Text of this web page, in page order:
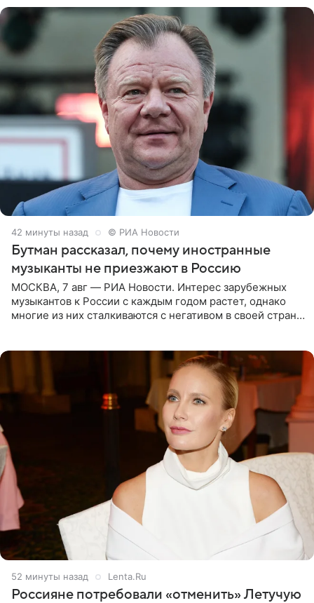
42 минуты назад © РИА Новости
Бутман рассказал, почему иностранные
музыканты не приезжают в Россию
МОСКВА, 7 авг — РИА Новости. Интерес зарубежных
музыкантов к России с каждым годом растет, однако
многие из них сталкиваются с негативом в своей стране
52 минуты назад Lenta.Ru
Россияне потребовали «отменить» Летучую